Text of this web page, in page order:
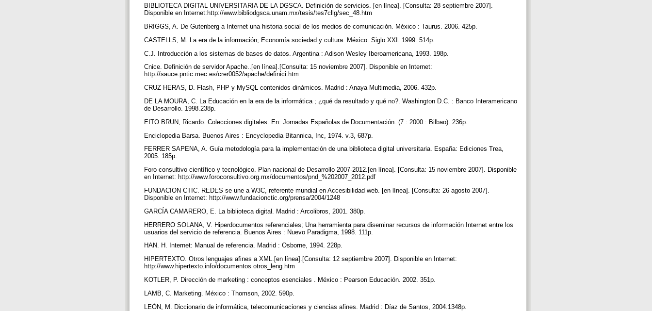
BIBLIOTECA DIGITAL UNIVERSITARIA DE LA DGSCA. Definición de servicios. [en línea]. [Consulta: 28 septiembre 2007].
Disponible en Internet:http://www.bibliodgsca.unam.mx/tesis/tes7cllg/sec_48.htm
BRIGGS, A. De Gutenberg a Internet una historia social de los medios de comunicación. México : Taurus. 2006. 425p.
CASTELLS, M. La era de la información; Economía sociedad y cultura. México. Siglo XXI. 1999. 514p.
C.J. Introducción a los sistemas de bases de datos. Argentina : Adison Wesley Iberoamericana, 1993. 198p.
Cnice. Definición de servidor Apache..[en línea].[Consulta: 15 noviembre 2007]. Disponible en Internet:
http://sauce.pntic.mec.es/crer0052/apache/definici.htm
CRUZ HERAS, D. Flash, PHP y MySQL contenidos dinámicos. Madrid : Anaya Multimedia, 2006. 432p.
DE LA MOURA, C. La Educación en la era de la informática ; ¿qué da resultado y qué no?. Washington D.C. : Banco Interamericano
de Desarrollo. 1998.238p.
EITO BRUN, Ricardo. Colecciones digitales. En: Jornadas Españolas de Documentación. (7 : 2000 : Bilbao). 236p.
Enciclopedia Barsa. Buenos Aires : Encyclopedia Bitannica, Inc, 1974. v.3, 687p.
FERRER SAPENA, A. Guía metodología para la implementación de una biblioteca digital universitaria. España: Ediciones Trea,
2005. 185p.
Foro consultivo científico y tecnológico. Plan nacional de Desarrollo 2007-2012.[en línea]. [Consulta: 15 noviembre 2007]. Disponible
en Internet: http://www.foroconsultivo.org.mx/documentos/pnd_%202007_2012.pdf
FUNDACION CTIC. REDES se une a W3C, referente mundial en Accesibilidad web. [en línea]. [Consulta: 26 agosto 2007].
Disponible en Internet: http://www.fundacionctic.org/prensa/2004/1248
GARCÍA CAMARERO, E. La biblioteca digital. Madrid : Arcolibros, 2001. 380p.
HERRERO SOLANA, V. Hiperdocumentos referenciales; Una herramienta para diseminar recursos de información Internet entre los
usuarios del servicio de referencia. Buenos Aires : Nuevo Paradigma, 1998. 111p.
HAN. H. Internet: Manual de referencia. Madrid : Osborne, 1994. 228p.
HIPERTEXTO. Otros lenguajes afines a XML.[en línea].[Consulta: 12 septiembre 2007]. Disponible en Internet:
http://www.hipertexto.info/documentos otros_leng.htm
KOTLER, P. Dirección de marketing : conceptos esenciales . México : Pearson Educación. 2002. 351p.
LAMB, C. Marketing. México : Thomson, 2002. 590p.
LEÓN, M. Diccionario de informática, telecomunicaciones y ciencias afines. Madrid : Díaz de Santos, 2004.1348p.